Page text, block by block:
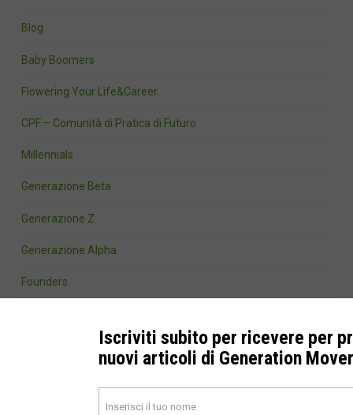
Blog
Baby Boomers
Flowering Your Life&Career
CPF – Comunità di Pratica di Futuro
Millennials
Generazione Beta
Generazione Z
Generazione Alpha
Founders
Iscriviti subito per ricevere per
nuovi articoli di Generation